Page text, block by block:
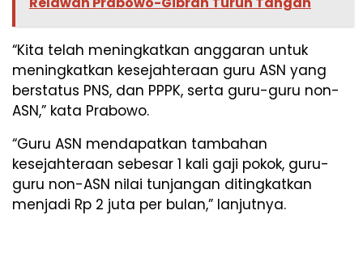
“Kita telah meningkatkan anggaran untuk
meningkatkan kesejahteraan guru ASN yang
berstatus PNS, dan PPPK, serta guru-guru non-
ASN,” kata Prabowo.
“Guru ASN mendapatkan tambahan
kesejahteraan sebesar 1 kali gaji pokok, guru-
guru non-ASN nilai tunjangan ditingkatkan
menjadi Rp 2 juta per bulan,” lanjutnya.